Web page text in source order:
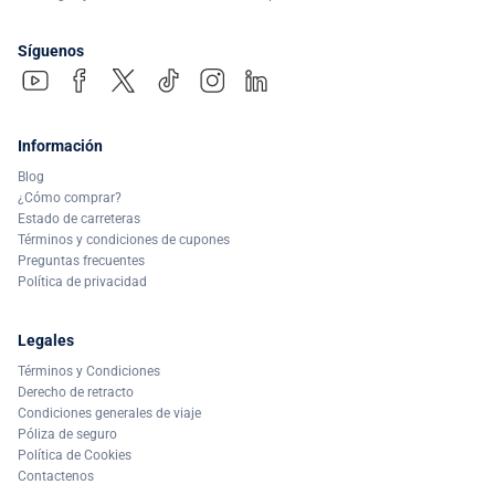
Síguenos
Información
Blog
¿Cómo comprar?
Estado de carreteras
Términos y condiciones de cupones
Preguntas frecuentes
Política de privacidad
Legales
Términos y Condiciones
Derecho de retracto
Condiciones generales de viaje
Póliza de seguro
Política de Cookies
Contactenos